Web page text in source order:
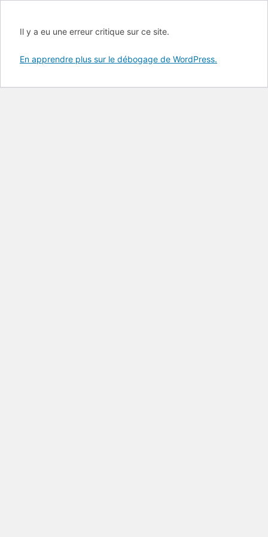
Il y a eu une erreur critique sur ce site.
En apprendre plus sur le débogage de WordPress.